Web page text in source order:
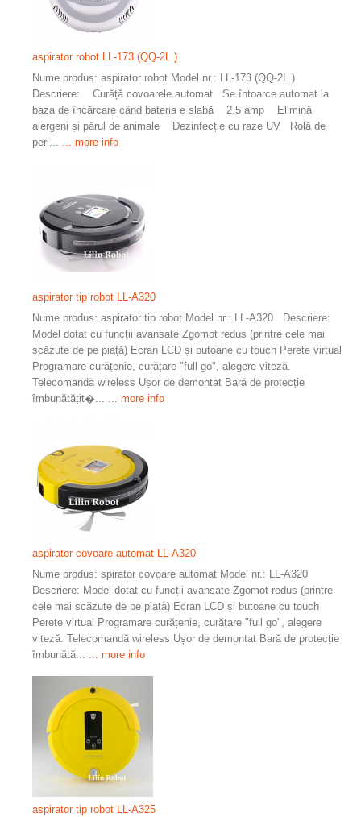
aspirator robot LL-173 (QQ-2L )
Nume produs: aspirator robot Model nr.: LL-173 (QQ-2L )
Descriere: Curăță covoarele automat Se întoarce automat la
baza de încărcare când bateria e slabă 2.5 amp Elimină
alergeni și părul de animale Dezinfecție cu raze UV Rolă de
peri...
... more info
aspirator tip robot LL-A320
Nume produs: aspirator tip robot Model nr.: LL-A320 Descriere:
Model dotat cu funcții avansate Zgomot redus (printre cele mai
scăzute de pe piață) Ecran LCD și butoane cu touch Perete virtual
Programare curățenie, curățare "full go", alegere viteză.
Telecomandă wireless Ușor de demontat Bară de protecție
îmbunătățit�...
... more info
aspirator covoare automat LL-A320
Nume produs: spirator covoare automat Model nr.: LL-A320
Descriere: Model dotat cu funcții avansate Zgomot redus (printre
cele mai scăzute de pe piață) Ecran LCD și butoane cu touch
Perete virtual Programare curățenie, curățare "full go", alegere
viteză. Telecomandă wireless Ușor de demontat Bară de protecție
îmbunătă...
... more info
aspirator tip robot LL-A325